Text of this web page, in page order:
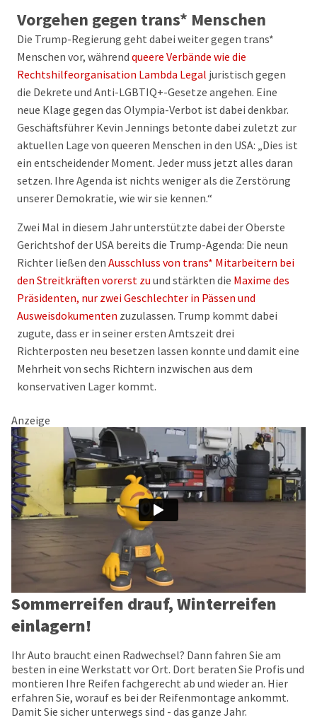
Vorgehen gegen trans* Menschen
Die Trump-Regierung geht dabei weiter gegen trans*
Menschen vor, während queere Verbände wie die
Rechtshilfeorganisation Lambda Legal juristisch gegen
die Dekrete und Anti-LGBTIQ+-Gesetze angehen. Eine
neue Klage gegen das Olympia-Verbot ist dabei denkbar.
Geschäftsführer Kevin Jennings betonte dabei zuletzt zur
aktuellen Lage von queeren Menschen in den USA: „Dies ist
ein entscheidender Moment. Jeder muss jetzt alles daran
setzen. Ihre Agenda ist nichts weniger als die Zerstörung
unserer Demokratie, wie wir sie kennen.“
Zwei Mal in diesem Jahr unterstützte dabei der Oberste
Gerichtshof der USA bereits die Trump-Agenda: Die neun
Richter ließen den Ausschluss von trans* Mitarbeitern bei
den Streitkräften vorerst zu und stärkten die Maxime des
Präsidenten, nur zwei Geschlechter in Pässen und
Ausweisdokumenten zuzulassen. Trump kommt dabei
zugute, dass er in seiner ersten Amtszeit drei
Richterposten neu besetzen lassen konnte und damit eine
Mehrheit von sechs Richtern inzwischen aus dem
konservativen Lager kommt.
Anzeige
Sommerreifen drauf, Winterreifen
einlagern!
Ihr Auto braucht einen Radwechsel? Dann fahren Sie am
besten in eine Werkstatt vor Ort. Dort beraten Sie Profis und
montieren Ihre Reifen fachgerecht ab und wieder an. Hier
erfahren Sie, worauf es bei der Reifenmontage ankommt.
Damit Sie sicher unterwegs sind - das ganze Jahr.